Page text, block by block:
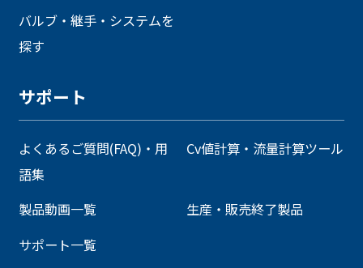
バルブ・継手・システムを
探す
サポート
よくあるご質問(FAQ)・用
語集
Cv値計算・流量計算ツール
製品動画一覧
生産・販売終了製品
サポート一覧